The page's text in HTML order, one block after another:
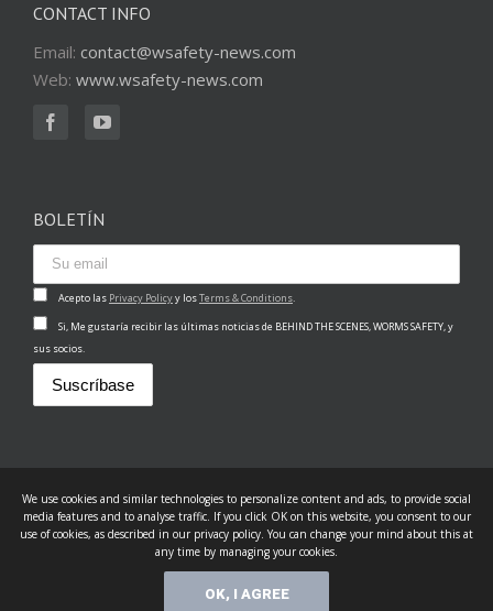
We use cookies and similar technologies to personalize content and ads, to provide social
media features and to analyse traffic. If you click OK on this website, you consent to our
use of cookies, as described in our privacy policy. You can change your mind about this at
any time by managing your cookies.
OK, I AGREE
CONTACT INFO
Email: contact@wsafety-news.com
Web: www.wsafety-news.com
BOLETÍN
Acepto las Privacy Policyy losTerms & Conditions.
Si, Me gustaría recibir las últimas noticias de BEHIND THE SCENES, WORMS SAFETY, y
sus socios.
© Copyright 2017 - © Behind The Scenes. All Rights Reserved.